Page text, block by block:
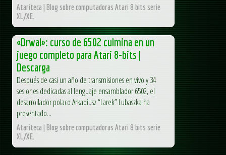
Atariteca | Blog sobre computadoras Atari 8 bits serie
XL/XE.
«Drwal»: curso de 6502 culmina en un
juego completo para Atari 8-bits |
Descarga
Después de casi un año de transmisiones en vivo y 34
sesiones dedicadas al lenguaje ensamblador 6502, el
desarrollador polaco Arkadiusz “Larek” Lubaszka ha
presentado...
Atariteca | Blog sobre computadoras Atari 8 bits serie
XL/XE.